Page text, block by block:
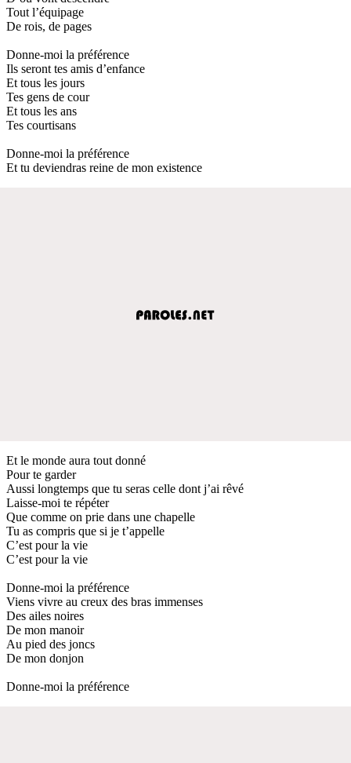
Tout l’équipage
De rois, de pages
Donne-moi la préférence
Ils seront tes amis d’enfance
Et tous les jours
Tes gens de cour
Et tous les ans
Tes courtisans
Donne-moi la préférence
Et tu deviendras reine de mon existence
Et le monde aura tout donné
Pour te garder
Aussi longtemps que tu seras celle dont j’ai rêvé
Laisse-moi te répéter
Que comme on prie dans une chapelle
Tu as compris que si je t’appelle
C’est pour la vie
C’est pour la vie
Donne-moi la préférence
Viens vivre au creux des bras immenses
Des ailes noires
De mon manoir
Au pied des joncs
De mon donjon
Donne-moi la préférence